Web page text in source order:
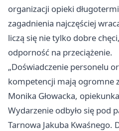
organizacji opieki
zagadnienia najczęściej
liczą się nie tylko dobre
odporność na przeciążenie.
„Doświadczenie personelu
kompetencji mają ogromne
Monika Głowacka,
Wydarzenie odbyło się pod
Tarnowa Jakuba Kwaśnego.